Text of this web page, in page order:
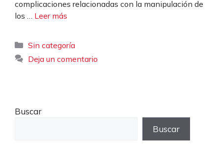
complicaciones relacionadas con la manipulación de
los … Leer más
Categorías
Sin categoría
Deja un comentario
Buscar
Buscar